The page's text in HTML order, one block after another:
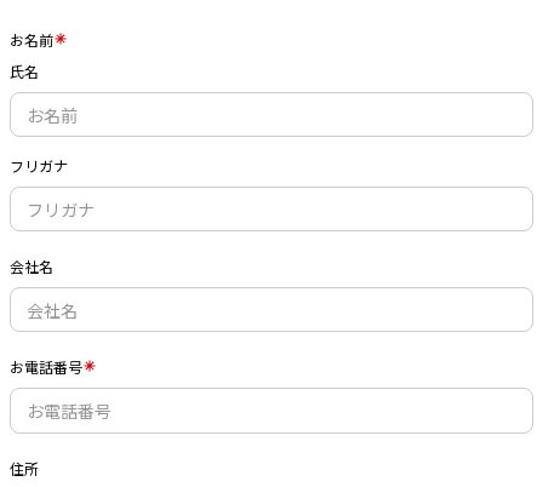
お名前
氏名
フリガナ
会社名
お電話番号
住所